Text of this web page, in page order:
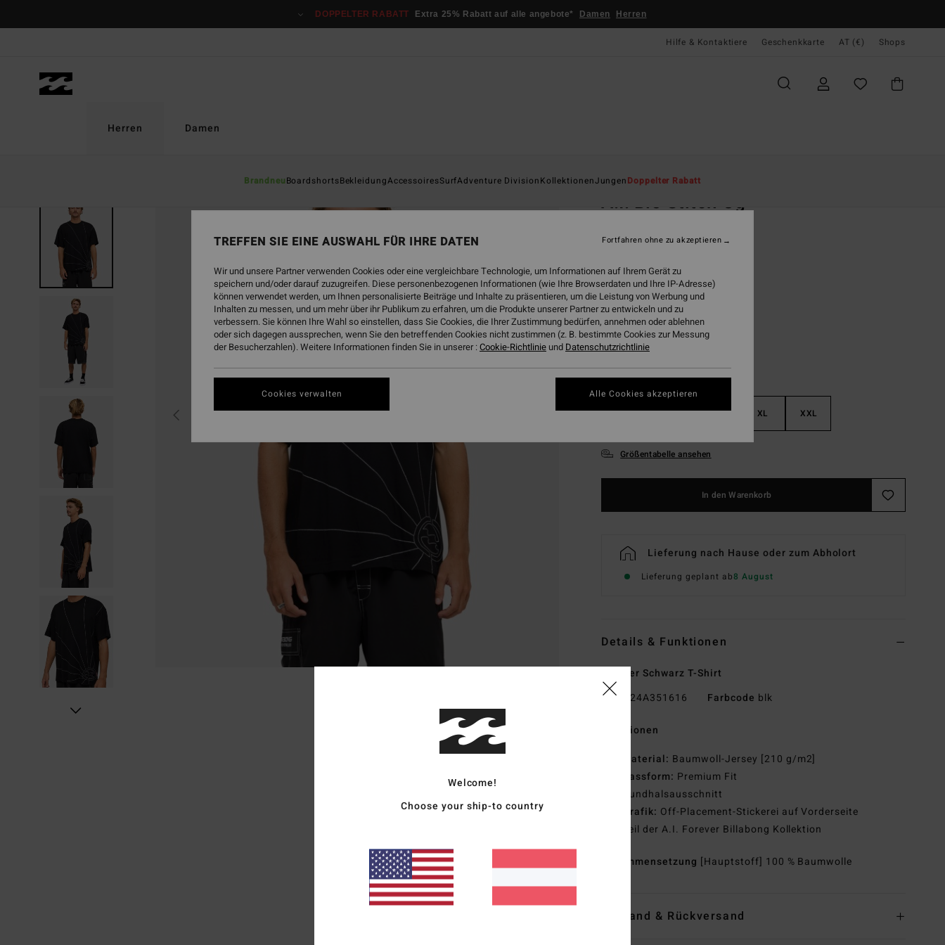
DOPPELTER RABATT Extra 25% Rabatt auf alle angebote* Damen Herren
Hilfe & Kontaktiere Geschenkkarte AT (€) Shops
Herren
BrandneuBoardshortsBekleidungAccessoiresSurfAdventure DivisionKollektionenJungenDoppelter Rabatt
Damen
A.I. Bio Stitch Og
FarbeBlack
S M L XL XXL
Größentabelle ansehen
In den Warenkorb
Lieferung nach Hause oder zum Abholort
Lieferung geplant ab8 August
Details & Funktionen
Männer Schwarz T-Shirt
Style
24A351616 Farbcode blk
Funktionen
Material: Baumwoll-Jersey [210 g/m2]
Passform: Premium Fit
Rundhalsausschnitt
Grafik: Off-Placement-Stickerei auf Vorderseite
Teil der A.I. Forever Billabong Kollektion
Zusammensetzung [Hauptstoff] 100 % Baumwolle
Versand & Rückversand
Welcome!
Choose your ship-to country
TREFFEN SIE EINE AUSWAHL FÜR IHRE DATEN
Wir und unsere Partner verwenden Cookies oder eine vergleichbare Technologie, um Informationen auf Ihrem Gerät zu
speichern und/oder darauf zuzugreifen. Diese personenbezogenen Informationen (wie Ihre Browserdaten und Ihre IP-Adresse)
können verwendet werden, um Ihnen personalisierte Beiträge und Inhalte zu präsentieren, um die Leistung von Werbung und
Inhalten zu messen, und um mehr über ihr Publikum zu erfahren, um die Produkte unserer Partner zu entwickeln und zu
verbessern. Sie können Ihre Wahl so einstellen, dass Sie Cookies, die Ihrer Zustimmung bedürfen, annehmen oder ablehnen
oder sich dagegen aussprechen, wenn Sie den betreffenden Cookies nicht zustimmen (z. B. bestimmte Cookies zur Messung
der Besucherzahlen). Weitere Informationen finden Sie in unserer :Cookie-Richtlinie und Datenschutzrichtlinie
Cookies verwalten
Fortfahren ohne zu akzeptieren
Alle Cookies akzeptieren